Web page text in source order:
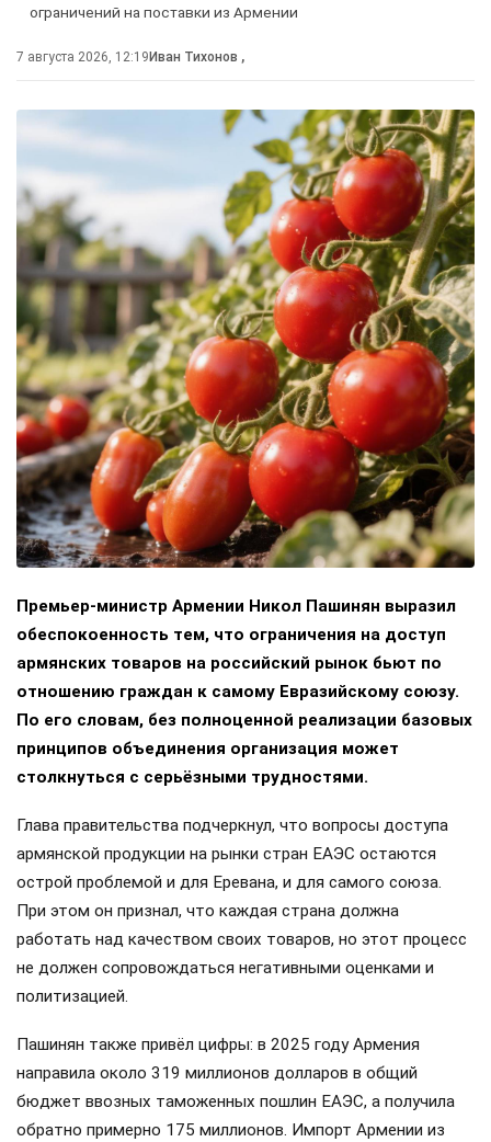
ограничений на поставки из Армении
7 августа 2026, 12:19 Иван Тихонов ,
Премьер-министр Армении Никол Пашинян выразил
обеспокоенность тем, что ограничения на доступ
армянских товаров на российский рынок бьют по
отношению граждан к самому Евразийскому союзу.
По его словам, без полноценной реализации базовых
принципов объединения организация может
столкнуться с серьёзными трудностями.
Глава правительства подчеркнул, что вопросы доступа
армянской продукции на рынки стран ЕАЭС остаются
острой проблемой и для Еревана, и для самого союза.
При этом он признал, что каждая страна должна
работать над качеством своих товаров, но этот процесс
не должен сопровождаться негативными оценками и
политизацией.
Пашинян также привёл цифры: в 2025 году Армения
направила около 319 миллионов долларов в общий
бюджет ввозных таможенных пошлин ЕАЭС, а получила
обратно примерно 175 миллионов. Импорт Армении из